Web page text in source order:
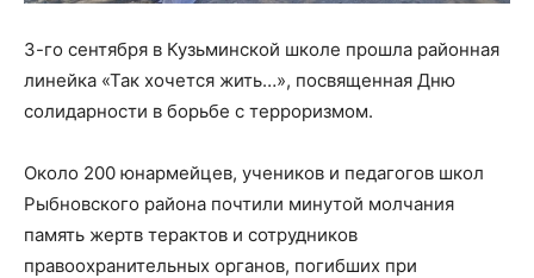
3-го сентября в Кузьминской школе прошла районная
линейка «Так хочется жить…», посвященная Дню
солидарности в борьбе с терроризмом.
Около 200 юнармейцев, учеников и педагогов школ
Рыбновского района почтили минутой молчания
память жертв терактов и сотрудников
правоохранительных органов, погибших при